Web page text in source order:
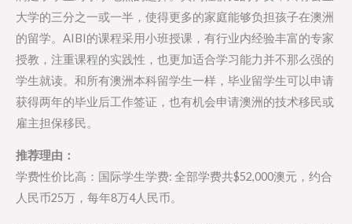
大学的三分之一或一半，使得更多的家庭能够负担孩子在澳洲
的留学。AIBI的课程采用小班授课，有行业内经验丰富的专家
授教，注重课程的实践性，也更加适合学习能力并不那么强的
学生就读。和所有澳洲本科留学生一样，毕业留学生可以申请
获得两年的毕业后工作签证，也有机会申请澳洲的技术移民或
雇主担保移民。
推荐理由：
学费性价比高：国际学生学费: 全部学费共$52,000澳元，约合
人民币25万，每年8万4人民币。